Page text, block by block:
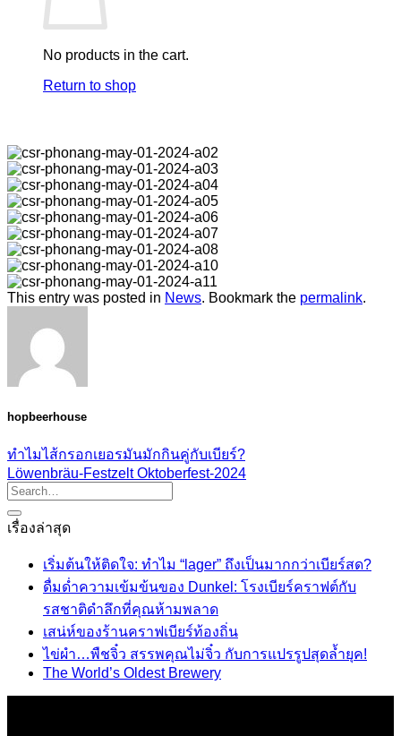
No products in the cart.
Return to shop
This entry was posted in News. Bookmark the permalink.
hopbeerhouse
ทำไมไส้กรอกเยอรมันมักกินคู่กับเบียร์?
Löwenbräu-Festzelt Oktoberfest-2024
เรื่องล่าสุด
เริ่มต้นให้ติดใจ: ทำไม “lager” ถึงเป็นมากกว่าเบียร์สด?
ดื่มด่ำความเข้มข้นของ Dunkel: โรงเบียร์คราฟต์กับ
รสชาติดำลึกที่คุณห้ามพลาด
เสน่ห์ของร้านคราฟเบียร์ท้องถิ่น
ไข่ผำ…พืชจิ๋ว สรรพคุณไม่จิ๋ว กับการแปรรูปสุดล้ำยุค!
The World’s Oldest Brewery